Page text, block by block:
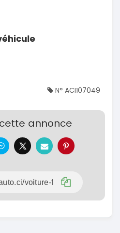
N° ACI107049
annonce